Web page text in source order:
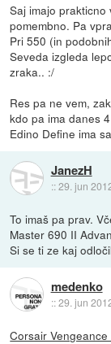
Saj imajo
pomembno. Pa
Pri 550 (in
Seveda izgleda
zraka.. :/
Res pa ne vem,
kdo pa ima danes
Edino Define ima
JanezH
::29. jun
To imaš pa prav.
Master 690 II
Si se ti ze kaj
medenko
::29. jun
Corsair Vengeance